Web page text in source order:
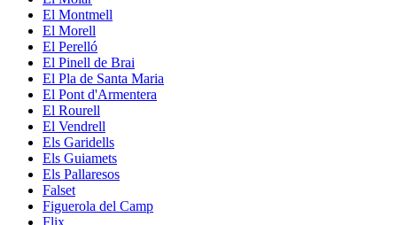
El Montmell
El Morell
El Perelló
El Pinell de Brai
El Pla de Santa Maria
El Pont d'Armentera
El Rourell
El Vendrell
Els Garidells
Els Guiamets
Els Pallaresos
Falset
Figuerola del Camp
Flix